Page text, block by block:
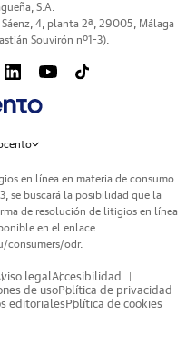
S.A.
4, planta 2ª, 29005, Málaga
Souvirón nº1-3).
en línea en materia de consumo
se buscará la posibilidad que la
de resolución de litigios en línea
en el enlace
consumers/odr.
legal Accesibilidad
de usoPolítica de privacidad
editorialesPolítica de cookies